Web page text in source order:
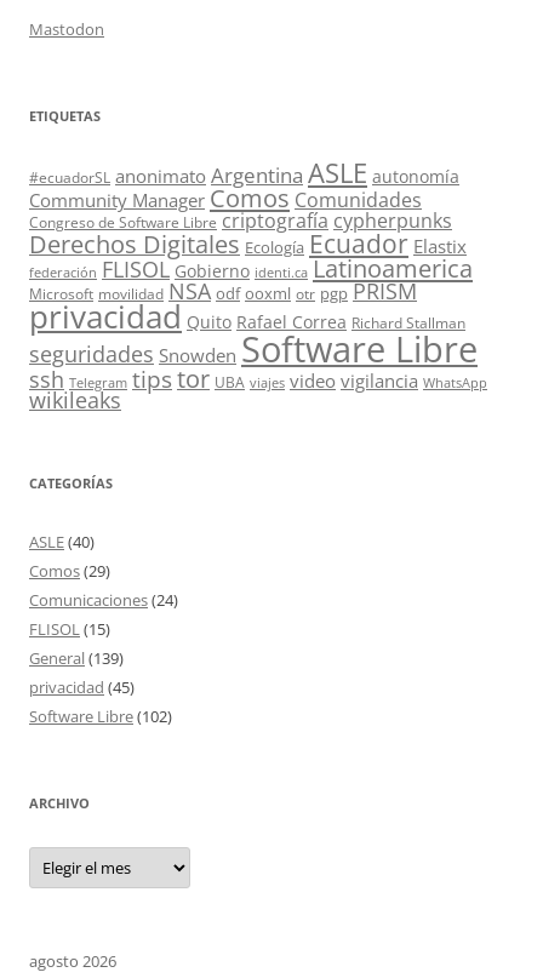
Mastodon
ETIQUETAS
#ecuadorSL anonimato Argentina ASLE autonomía
Community Manager Comos Comunidades
Congreso de Software Libre criptografía cypherpunks
Derechos Digitales Ecología Ecuador Elastix
federación FLISOL Gobierno identi.ca Latinoamerica
Microsoft movilidad NSA odf ooxml otr pgp PRISM
privacidad Quito Rafael Correa Richard Stallman
seguridades Snowden Software Libre
ssh Telegram tips tor UBA viajes video vigilancia WhatsApp
wikileaks
CATEGORÍAS
ASLE(40)
Comos(29)
Comunicaciones(24)
FLISOL(15)
General(139)
privacidad (45)
Software Libre(102)
ARCHIVO
Archivo
agosto 2026